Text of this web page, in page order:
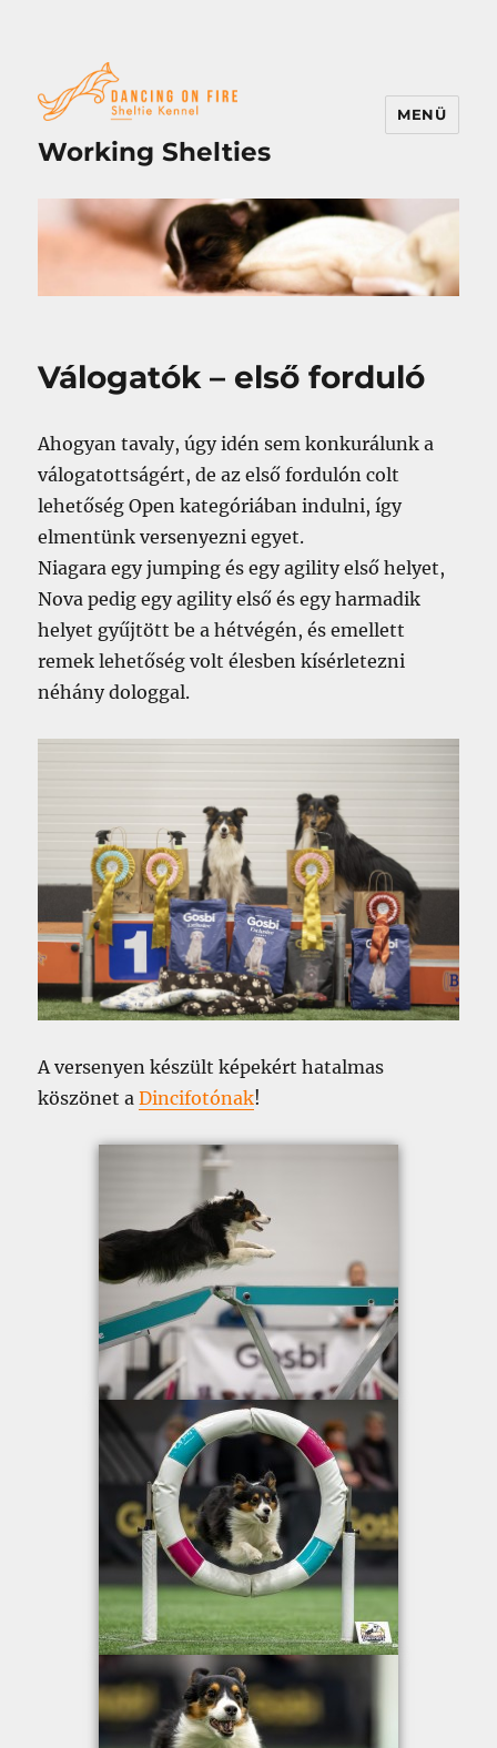
Working Shelties
MENÜ
Válogatók – első forduló
Ahogyan tavaly, úgy idén sem konkurálunk a
válogatottságért, de az első fordulón colt
lehetőség Open kategóriában indulni, így
elmentünk versenyezni egyet.
Niagara egy jumping és egy agility első helyet,
Nova pedig egy agility első és egy harmadik
helyet gyűjtött be a hétvégén, és emellett
remek lehetőség volt élesben kísérletezni
néhány dologgal.
A versenyen készült képekért hatalmas
köszönet aDincifotónak!